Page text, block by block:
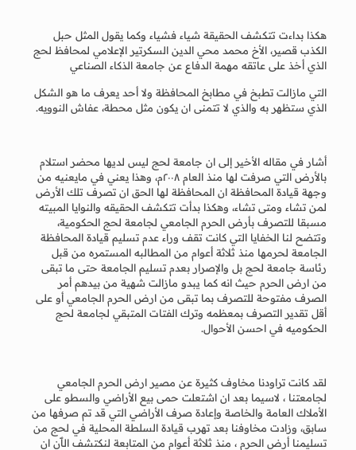
هكذا بداءت تتكشف الحقيقة شياء فشياء وكما يقول المثل حبل
الكذب قصير، الأخ محمد محي الدين السكرتير الإعلامي لمحافظ لحج
الذي أخذ على عاتقه مهمة الدفاع عن جامعة الذكاء الصناعي
التي مازالت تطبخ في مطابخ المحافظة ولا أحد يعرف ما هو الشكل
الذي ستظهر به والذي لا تتمنى ان يكون مثل محطة، عفاش النوويه.
أشار في مقاله الأخير إلى ان جامعة لحج ليس لديها محضر استلام
بالأرض التي صرفت لها منذ العام ٢٠٠٨م، وهذا يعني في مايعنيه من
وجهة قيادة المحافظة ان المحافظة لها الحق ان تصرف تلك الأرض
لمن تشاء ومتى تشاء، وهكذا بدأت تتكشف الحقيقه والنوايا المبيته
مسبقا للتصرف بأرض الحرم الجامعي لجامعة لحج الحكومية،
وتتضح لنا الخفايا التي كانت تقف وراء عدم تسليم قيادة المحافظة
الجامعة لحرمها منذ ثلاثة أعوام من المطالبه المستمره من قبل
رئاسة جامعة لحج بل والإصرار بعدم تسليم الجامعة حتى ما تبقى
من ارض الحرم حيث انه كما يبدو مازالت شهية من بيدهم أمر
الصرف مفتوحة للتصرف بما تبقى من ارض الحرم الجامعي أو على
أقل تقدير التصرف بمعظمه وترك الفتات المتبقي لجامعة لحج
الحكوميه في احسن الأحوال.
لقد كانت تراودنا مخاوف كثيرة عن مصير ارض الحرم الجامعي
لجامعتنا ، لاسيما بعد ان اشتعلت حمى بيع الأراضي والسطو على
الأملاك العامة والخاصة وإعادة صرف الأراضي التي قد تم صرفها من
سابق، وزادت مخاوفنا بعد تهرب قيادة السلطة المحلية في لحج من
تسليمنا أرض الحرم ، منذ ثلاثة أعوام من المتابعة لنكتشف الٱن ان